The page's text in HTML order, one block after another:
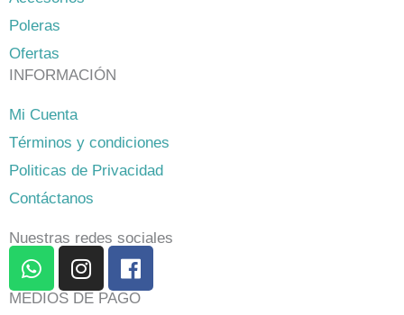
Poleras
Ofertas
INFORMACIÓN
Mi Cuenta
Términos y condiciones
Politicas de Privacidad
Contáctanos
Nuestras redes sociales
W
h
a
I
n
s
F
a
c
MEDIOS DE PAGO